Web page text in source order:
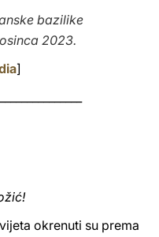
bazilike
2023.
]
okrenuti su prema